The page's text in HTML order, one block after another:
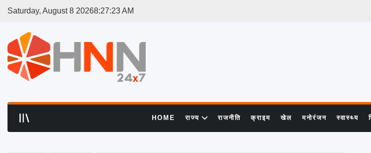
Saturday, August 8 20268:27:24AM
HOME राज्य राजनीति क्राइम खेल मनोरंजन स्वास्थ्य